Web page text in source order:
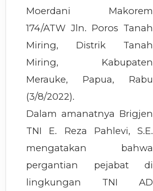
Moerdani Makorem
174/ATW Jln. Poros Tanah
Miring, Distrik Tanah
Miring, Kabupaten
Merauke, Papua, Rabu
(3/8/2022).
Dalam amanatnya Brigjen
TNI E. Reza Pahlevi, S.E.
mengatakan bahwa
pergantian pejabat di
lingkungan TNI AD